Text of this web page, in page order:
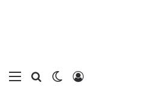
بحثالوضع
تسجيل الدخول